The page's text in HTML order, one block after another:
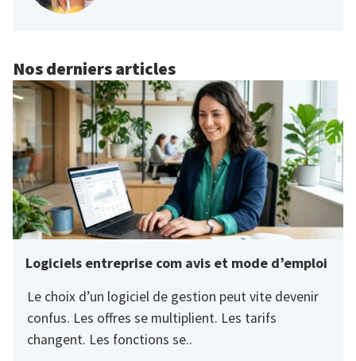
Nos derniers articles
Logiciels entreprise com avis et mode d’emploi
Le choix d’un logiciel de gestion peut vite devenir
confus. Les offres se multiplient. Les tarifs
changent. Les fonctions se..